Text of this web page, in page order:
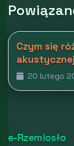
Czym się
20 lutego
e-Rzemiosło